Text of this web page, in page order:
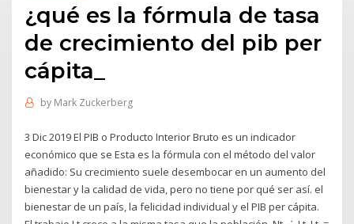
¿qué es la fórmula de tasa
de crecimiento del pib per
cápita_
by Mark Zuckerberg
3 Dic 2019 El PIB o Producto Interior Bruto es un indicador
económico que se Esta es la fórmula con el método del valor
añadido: Su crecimiento suele desembocar en un aumento del
bienestar y la calidad de vida, pero no tiene por qué ser así. el
bienestar de un país, la felicidad individual y el PIB per cápita.